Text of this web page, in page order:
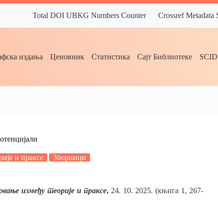
Total DOI UBKG Numbers Counter Crossref Metadata
издања Ценовник Статистика Сајт Библиотеке
и праксе Зборници
између теорије и праксе, 24. 10. 2025. (књига 1, 267-